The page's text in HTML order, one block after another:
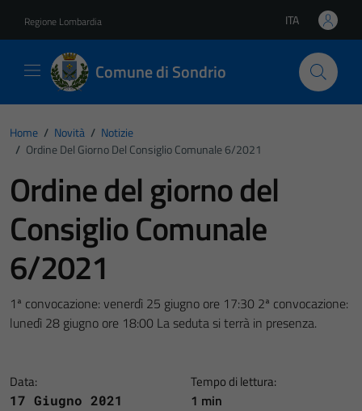
Regione Lombardia Lingua attiva:
ITA
Comune di Sondrio
Home / Novità / Notizie
/ Ordine Del Giorno Del Consiglio Comunale 6/2021
Ordine del giorno del
Consiglio Comunale
6/2021
1ª convocazione: venerdì 25 giugno ore 17:30 2ª convocazione:
lunedì 28 giugno ore 18:00 La seduta si terrà in presenza.
Data:
17 Giugno 2021
Tempo di lettura:
1 min